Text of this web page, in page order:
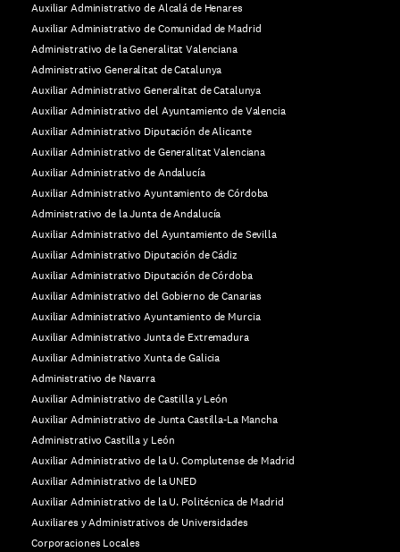
Auxiliar Administrativo de Alcalá de Henares
Auxiliar Administrativo de Comunidad de Madrid
Administrativo de la Generalitat Valenciana
Administrativo Generalitat de Catalunya
Auxiliar Administrativo Generalitat de Catalunya
Auxiliar Administrativo del Ayuntamiento de Valencia
Auxiliar Administrativo Diputación de Alicante
Auxiliar Administrativo de Generalitat Valenciana
Auxiliar Administrativo de Andalucía
Auxiliar Administrativo Ayuntamiento de Córdoba
Administrativo de la Junta de Andalucía
Auxiliar Administrativo del Ayuntamiento de Sevilla
Auxiliar Administrativo Diputación de Cádiz
Auxiliar Administrativo Diputación de Córdoba
Auxiliar Administrativo del Gobierno de Canarias
Auxiliar Administrativo Ayuntamiento de Murcia
Auxiliar Administrativo Junta de Extremadura
Auxiliar Administrativo Xunta de Galicia
Administrativo de Navarra
Auxiliar Administrativo de Castilla y León
Auxiliar Administrativo de Junta Castilla-La Mancha
Administrativo Castilla y León
Auxiliar Administrativo de la U. Complutense de Madrid
Auxiliar Administrativo de la UNED
Auxiliar Administrativo de la U. Politécnica de Madrid
Auxiliares y Administrativos de Universidades
Corporaciones Locales